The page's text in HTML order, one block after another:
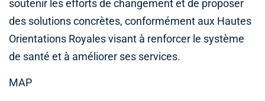
soutenir les efforts de changement et de proposer
des solutions concrètes, conformément aux Hautes
Orientations Royales visant à renforcer le système
de santé et à améliorer ses services.
MAP